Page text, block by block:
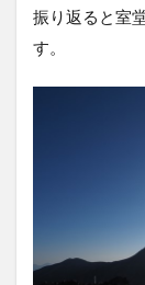
振り返ると室
す。